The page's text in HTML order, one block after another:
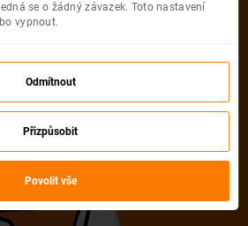
letenka do města už
není dostupná
jinou akční letenku
se o žádný závazek. Toto nastavení
vypnout.
Odmítnout
Přizpůsobit
Povolit vše